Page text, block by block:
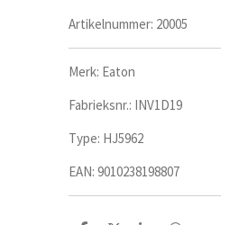
Artikelnummer: 20005
Merk: Eaton
Fabrieksnr.: INV1D19
Type: HJ5962
EAN: 9010238198807